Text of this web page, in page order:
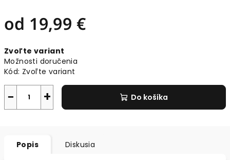
od 19,99 €
cena:
Zvoľte variant
Možnosti doručenia
Kód: Zvoľte variant
+
− Do košíka
Popis Diskusia